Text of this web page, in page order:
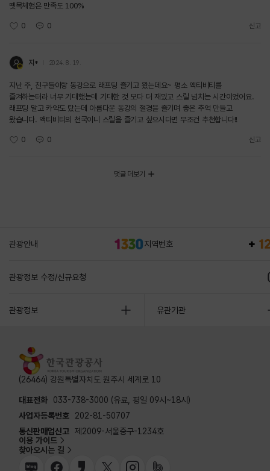
뗏목체험은 만족도 100%
0 0 신고
지* 2024. 8. 19.
지난 주, 친구들이랑 동강으로 래프팅 즐기고 왔는데요~ 평소 액티비티를
즐겨하는터라 너무 기대했는데 기대한 것 보다 더 재밌고 스릴 넘치는 시간이었어요.
래프팅 말고 카약도 탔는데 아름다운 동강의 절경을 즐기며 좋은 추억 만들고
왔습니다. 액티비티의 천국이니 스릴을 즐기고 싶으시다면 무조건 추천합니다!!
0 0 신고
댓글 더보기
관광안내 지역번호
관광정보 수정/신규요청
관광정보 유관기관
(26464) 강원특별자치도 원주시 세계로 10
대표전화
033-738-3000 (유료, 평일 09시~18시)
사업자등록번호
202-81-50707
통신판매업신고 제2009-서울중구-1234호
이용 가이드
찾아오시는 길